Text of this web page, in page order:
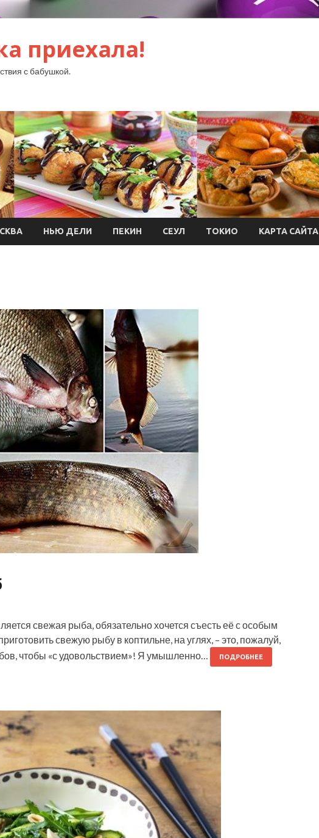
приехала!
с бабушкой.
НЬЮ ДЕЛИ ПЕКИН СЕУЛ ТОКИО КАРТА САЙТА
свежая рыба, обязательно хочется съесть её с особым
свежую рыбу в коптильне, на углях, – это, пожалуй,
чтобы «с удовольствием»! Я умышленно…
ПОДРОБНЕЕ